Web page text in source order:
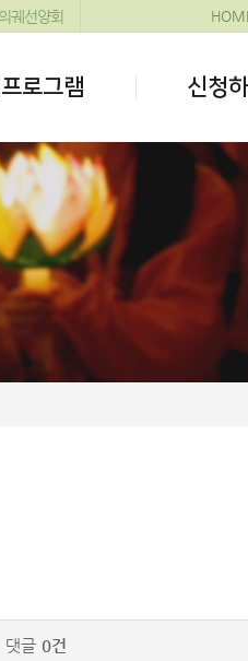
궤선양회
로그램 신청하
댓글 0건